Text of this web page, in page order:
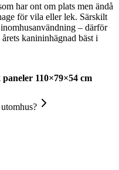
har ont om plats men ändå
för vila eller lek. Särskilt
– därför
kanininhägnad bäst i
110×79×54 cm